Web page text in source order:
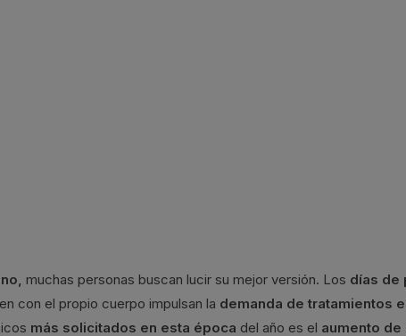
muchas personas buscan lucir su mejor versión. Los días de
con el propio cuerpo impulsan la demanda de tratamientos
más solicitados en esta época del año es el aumento de